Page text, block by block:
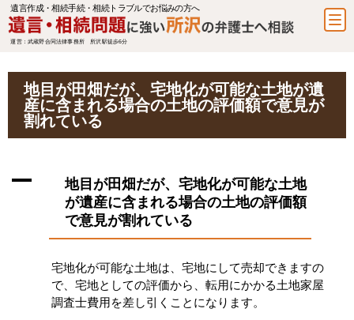
遺言作成・相続手続・相続トラブルでお悩みの方へ
運営：武蔵野合同法律事務所 所沢駅徒歩6分
地目が田畑だが、宅地化が可能な土地が遺
産に含まれる場合の土地の評価額で意見が
割れている
A
地目が田畑だが、宅地化が可能な土地
が遺産に含まれる場合の土地の評価額
で意見が割れている
宅地化が可能な土地は、宅地にして売却できますの
で、宅地としての評価から、転用にかかる土地家屋
調査士費用を差し引くことになります。